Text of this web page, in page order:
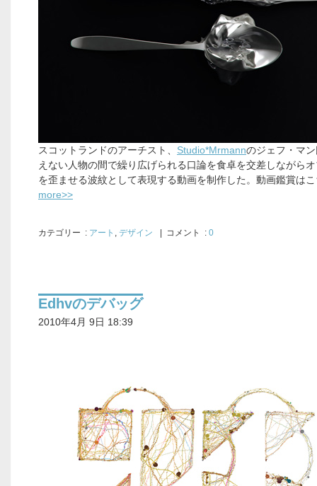
スコットランドのアーチスト、 Studio*Mrmannのジェフ・マ
えない人物の間で繰り広げられる口論を食卓を交差しながら
を歪ませる波紋として表現する動画を制作した。動画鑑賞は
more>>
カテゴリー : アート , デザイン | コメント : 0
Edhvのデバッグ
2010年4月 9日 18:39